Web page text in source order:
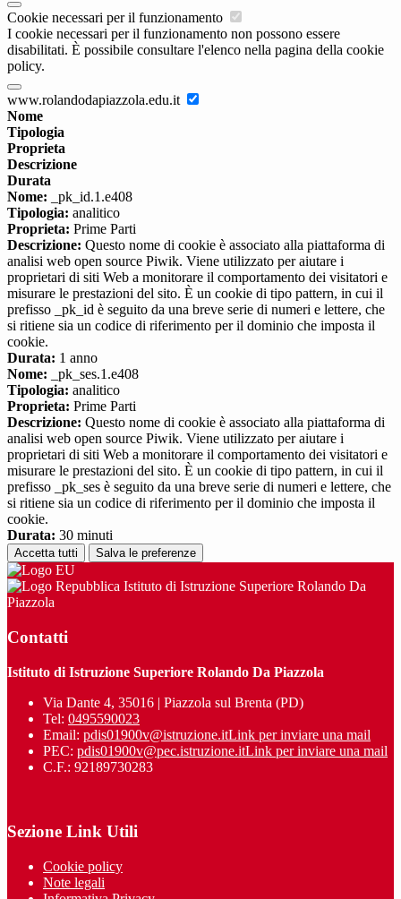
Cookie necessari per il funzionamento
I cookie necessari per il funzionamento non possono essere
disabilitati. È possibile consultare l'elenco nella pagina della cookie
policy.
www.rolandodapiazzola.edu.it
Nome
Tipologia
Proprieta
Descrizione
Durata
Nome: _pk_id.1.e408
Tipologia: analitico
Proprieta: Prime Parti
Descrizione: Questo nome di cookie è associato alla piattaforma di
analisi web open source Piwik. Viene utilizzato per aiutare i
proprietari di siti Web a monitorare il comportamento dei visitatori e
misurare le prestazioni del sito. È un cookie di tipo pattern, in cui il
prefisso _pk_id è seguito da una breve serie di numeri e lettere, che
si ritiene sia un codice di riferimento per il dominio che imposta il
cookie.
Durata: 1 anno
Nome: _pk_ses.1.e408
Tipologia: analitico
Proprieta: Prime Parti
Descrizione: Questo nome di cookie è associato alla piattaforma di
analisi web open source Piwik. Viene utilizzato per aiutare i
proprietari di siti Web a monitorare il comportamento dei visitatori e
misurare le prestazioni del sito. È un cookie di tipo pattern, in cui il
prefisso _pk_ses è seguito da una breve serie di numeri e lettere, che
si ritiene sia un codice di riferimento per il dominio che imposta il
cookie.
Durata: 30 minuti
Accetta tutti Salva le preferenze
Istituto di Istruzione Superiore Rolando Da
Piazzola
Contatti
Istituto di Istruzione Superiore Rolando Da Piazzola
Via Dante 4, 35016 | Piazzola sul Brenta (PD)
Tel: 0495590023
Email: pdis01900v@istruzione.itLink per inviare una mail
PEC: pdis01900v@pec.istruzione.itLink per inviare una mail
C.F.: 92189730283
Sezione Link Utili
Cookie policy
Note legali